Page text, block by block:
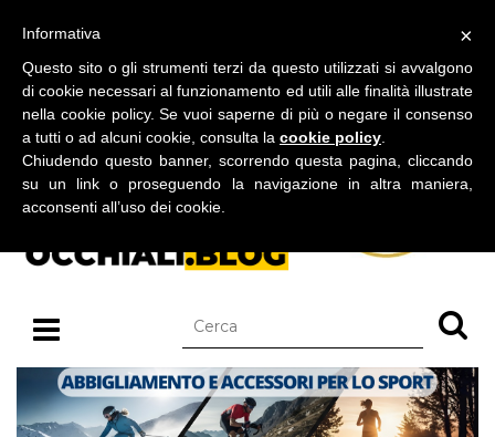
BLOG SU OCCHIALI DA SOLE E OCCHIALI DA VISTA
×
Informativa
Questo sito o gli strumenti terzi da questo utilizzati si avvalgono
di cookie necessari al funzionamento ed utili alle finalità illustrate
nella cookie policy. Se vuoi saperne di più o negare il consenso
a tutti o ad alcuni cookie, consulta la cookie policy
Chiudendo questo banner, scorrendo questa pagina, cliccando
su un link o proseguendo la navigazione in altra maniera,
acconsenti all’uso dei cookie.